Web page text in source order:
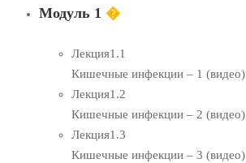
Модуль 1 �
Лекция1.1
Кишечные инфекции – 1 (видео)
Лекция1.2
Кишечные инфекции – 2 (видео)
Лекция1.3
Кишечные инфекции – 3 (видео)